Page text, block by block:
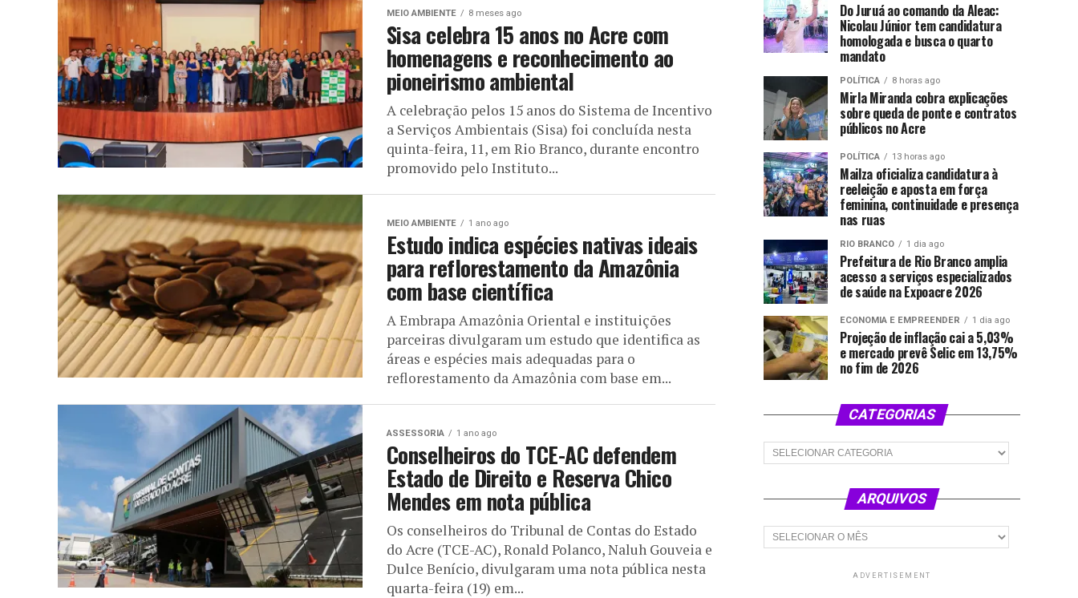
MEIO AMBIENTE 8 meses ago
Sisa celebra 15 anos no Acre com
homenagens e reconhecimento ao
pioneirismo ambiental
A celebração pelos 15 anos do Sistema de Incentivo
a Serviços Ambientais (Sisa) foi concluída nesta
quinta-feira, 11, em Rio Branco, durante encontro
promovido pelo Instituto...
MEIO AMBIENTE 1 ano ago
Estudo indica espécies nativas ideais
para reflorestamento da Amazônia
com base científica
A Embrapa Amazônia Oriental e instituições
parceiras divulgaram um estudo que identifica as
áreas e espécies mais adequadas para o
reflorestamento da Amazônia com base em...
ASSESSORIA 1 ano ago
Conselheiros do TCE-AC defendem
Estado de Direito e Reserva Chico
Mendes em nota pública
Os conselheiros do Tribunal de Contas do Estado
do Acre (TCE-AC), Ronald Polanco, Naluh Gouveia e
Dulce Benício, divulgaram uma nota pública nesta
quarta-feira (19) em...
Do Juruá ao comando da Aleac:
Nicolau Júnior tem candidatura
homologada e busca o quarto
mandato
POLÍTICA 8 horas ago
Mirla Miranda cobra explicações
sobre queda de ponte e contratos
públicos no Acre
POLÍTICA 13 horas ago
Mailza oficializa candidatura à
reeleição e aposta em força
feminina, continuidade e presença
nas ruas
RIO BRANCO 1 dia ago
Prefeitura de Rio Branco amplia
acesso a serviços especializados
de saúde na Expoacre 2026
ECONOMIA E EMPREENDER 1 dia ago
Projeção de inflação cai a 5,03%
e mercado prevê Selic em 13,75%
no fim de 2026
CATEGORIAS
Categorias
ARQUIVOS
Arquivos
ADVERTISEMENT